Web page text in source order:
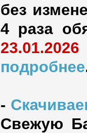
без
4 раза
23.01.2026
подробнее
-
Свежую